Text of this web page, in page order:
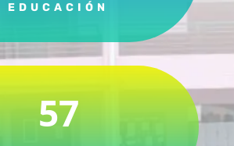
EDUCACIÓN
57